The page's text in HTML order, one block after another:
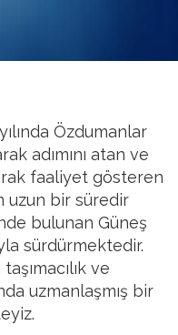
Özdumanlar
adımını atan ve
faaliyet gösteren
uzun bir süredir
bulunan Güneş
sürdürmektedir.
ve
uzmanlaşmış bir